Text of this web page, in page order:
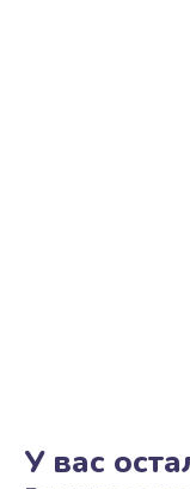
У вас